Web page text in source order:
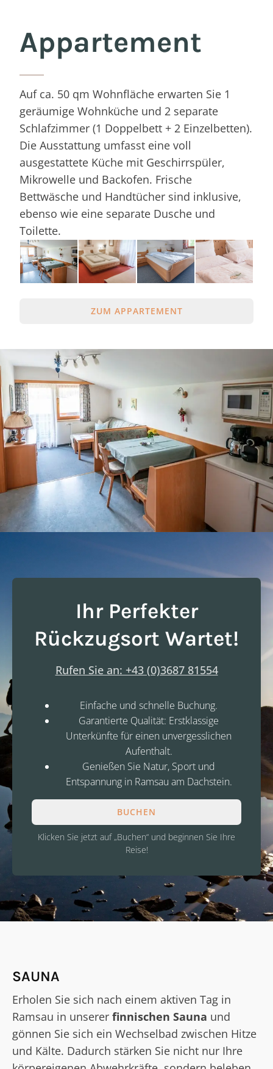
Appartement
Auf ca. 50 qm Wohnfläche erwarten Sie 1
geräumige Wohnküche und 2 separate
Schlafzimmer (1 Doppelbett + 2 Einzelbetten).
Die Ausstattung umfasst eine voll
ausgestattete Küche mit Geschirrspüler,
Mikrowelle und Backofen. Frische
Bettwäsche und Handtücher sind inklusive,
ebenso wie eine separate Dusche und
Toilette.
ZUM APPARTEMENT
Ihr Perfekter
Rückzugsort Wartet!
Rufen Sie an: +43 (0)3687 81554
Einfache und schnelle Buchung.
Garantierte Qualität: Erstklassige
Unterkünfte für einen unvergesslichen
Aufenthalt.
Genießen Sie Natur, Sport und
Entspannung in Ramsau am Dachstein.
BUCHEN
Klicken Sie jetzt auf „Buchen“ und beginnen Sie Ihre
Reise!
SAUNA
Erholen Sie sich nach einem aktiven Tag in
Ramsau in unserer finnischen Sauna und
gönnen Sie sich ein Wechselbad zwischen Hitze
und Kälte. Dadurch stärken Sie nicht nur Ihre